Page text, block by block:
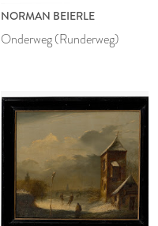
NORMAN BEIERLE
Onderweg (Runderweg)